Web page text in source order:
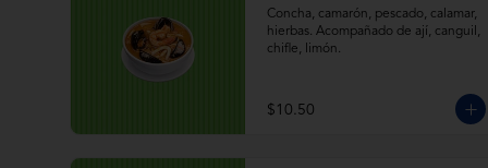
Concha, camarón, pescado, calamar,
hierbas. Acompañado de ají, canguil,
chifle, limón.
$10.50